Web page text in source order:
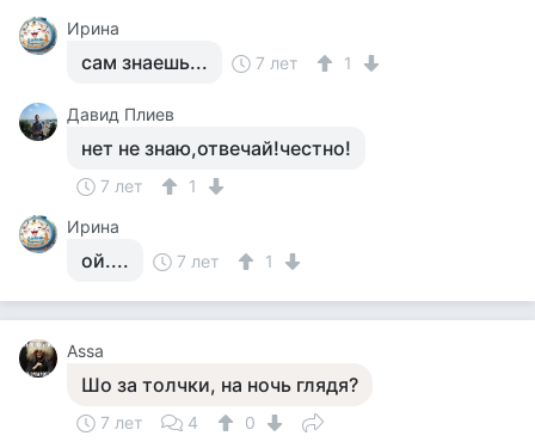
Ирина
сам знаешь... 7 лет 1
Давид Плиев
нет не знаю,отвечай!честно!
7 лет
1
Ирина
ой.... 7 лет 1
Assa
Шо за толчки, на ночь глядя?
7 лет 4
0